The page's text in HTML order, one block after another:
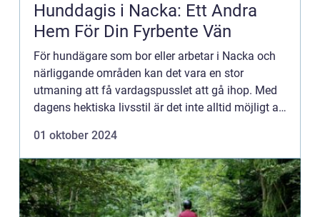
Hunddagis i Nacka: Ett Andra
Hem För Din Fyrbente Vän
För hundägare som bor eller arbetar i Nacka och
närliggande områden kan det vara en stor
utmaning att få vardagspusslet att gå ihop. Med
dagens hektiska livsstil är det inte alltid möjligt att
01 oktober 2024